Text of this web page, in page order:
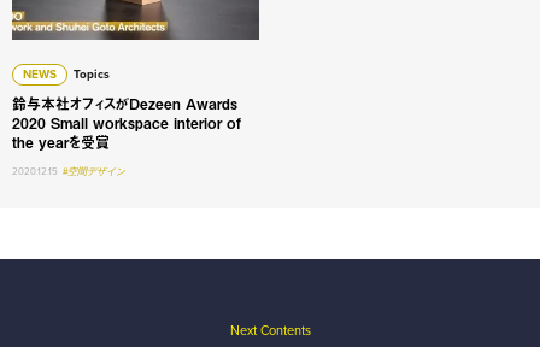
NEWS Topics
鈴与本社オフィスがDezeen Awards
2020 Small workspace interior of
the yearを受賞
2020.12.15 #空間デザイン
Next Contents